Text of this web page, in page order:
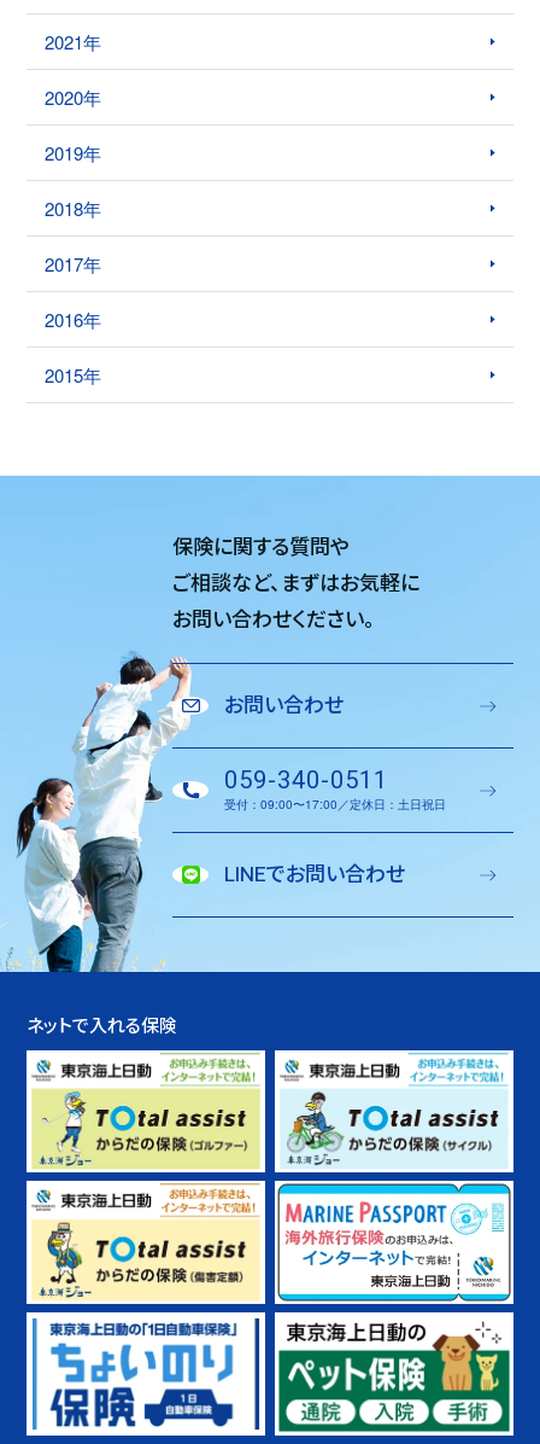
2021年
2020年
2019年
2018年
2017年
2016年
2015年
保険に関する質問や
ご相談など、 まずはお気軽に
お問い合わせください。
お問い合わせ
059-340-0511
受付：09:00〜17:00／定休日：土日祝日
LINEでお問い合わせ
ネットで入れる保険